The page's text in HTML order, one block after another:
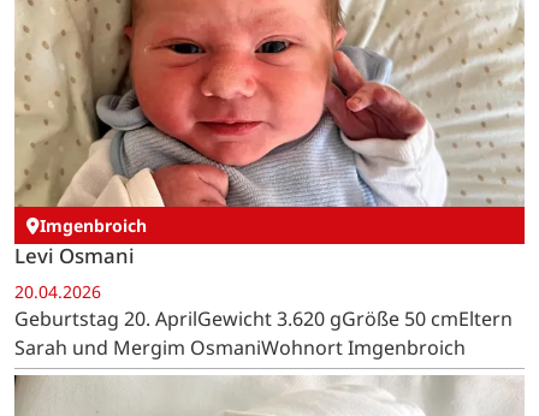
Imgenbroich
Levi Osmani
20.04.2026
Geburtstag 20. AprilGewicht 3.620 gGröße 50 cmEltern
Sarah und Mergim OsmaniWohnort Imgenbroich